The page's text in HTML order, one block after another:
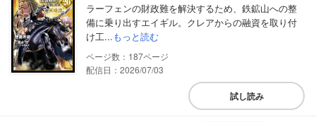
ラーフェンの財政難を解決するため、鉄鉱山への整
備に乗り出すエイギル。クレアからの融資を取り付
け工...もっと読む
187
配信日：2026/07/03
試し読み